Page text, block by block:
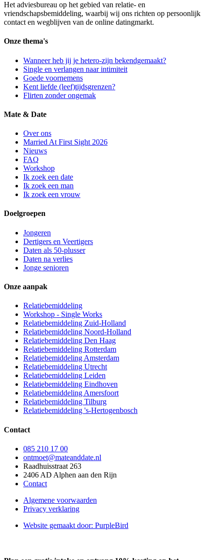
Het adviesbureau op het gebied van relatie- en
vriendschapsbemiddeling, waarbij wij ons richten op persoonlijk
contact en wegblijven van de online datingmarkt.
Onze thema's
Wanneer heb jij je hetero-zijn bekendgemaakt?
Single en verlangen naar intimiteit
Goede voornemens
Kent liefde (leef)tijdsgrenzen?
Flirten zonder ongemak
Mate & Date
Over ons
Married At First Sight 2026
Nieuws
FAQ
Workshop
Ik zoek een date
Ik zoek een man
Ik zoek een vrouw
Doelgroepen
Jongeren
Dertigers en Veertigers
Daten als 50-plusser
Daten na verlies
Jonge senioren
Onze aanpak
Relatiebemiddeling
Workshop - Single Works
Relatiebemiddeling Zuid-Holland
Relatiebemiddeling Noord-Holland
Relatiebemiddeling Den Haag
Relatiebemiddeling Rotterdam
Relatiebemiddeling Amsterdam
Relatiebemiddeling Utrecht
Relatiebemiddeling Leiden
Relatiebemiddeling Eindhoven
Relatiebemiddeling Amersfoort
Relatiebemiddeling Tilburg
Relatiebemiddeling 's-Hertogenbosch
Contact
085 210 17 00
ontmoet@mateanddate.nl
Raadhuisstraat 263
2406 AD Alphen aan den Rijn
Contact
Algemene voorwaarden
Privacy verklaring
Website gemaakt door: PurpleBird